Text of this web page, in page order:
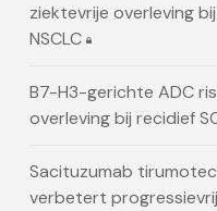
ziektevrije overleving
NSCLC
B7-H3-gerichte ADC
overleving bij recidief
Sacituzumab
verbetert